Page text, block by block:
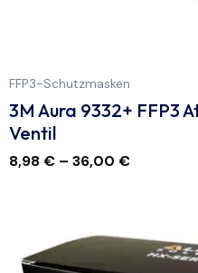
FFP3-Schutzmasken
3M Aura 9332+ FFP3
Ventil
8,98€ – 36,00 €